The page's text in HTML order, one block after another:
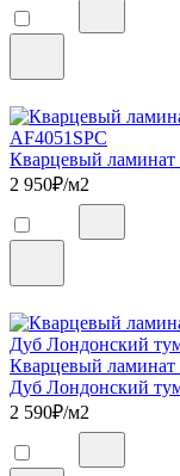
Кварцевый ламинат
2 950₽/м2
Кварцевый ламинат
Дуб Лондонский
2 590₽/м2